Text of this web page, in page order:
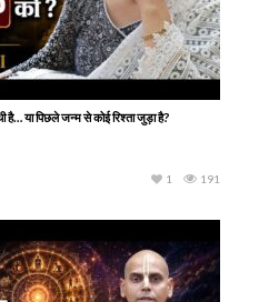
या पिछले जन्म से कोई रिश्ता जुड़ा है?
191
1